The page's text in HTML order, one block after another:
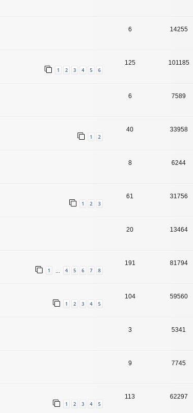
6 14255
1 2 3 4 5 6
125 101185
6 7589
1 2
40 33958
8 6244
1 2 3
61 31756
20 13464
1 … 4 5 6 7 8
191 81794
1 2 3 4 5
104 59560
3 5341
9 7745
1 2 3 4 5
113 62297